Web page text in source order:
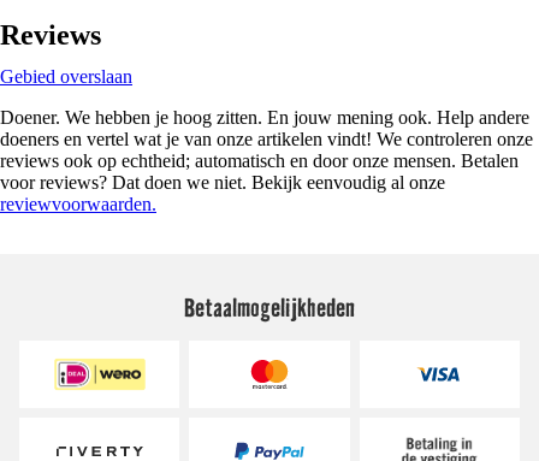
Reviews
Gebied overslaan
Doener. We hebben je hoog zitten. En jouw mening ook. Help andere
doeners en vertel wat je van onze artikelen vindt! We controleren onze
reviews ook op echtheid; automatisch en door onze mensen. Betalen
voor reviews? Dat doen we niet. Bekijk eenvoudig al onze
reviewvoorwaarden.
Betaalmogelijkheden